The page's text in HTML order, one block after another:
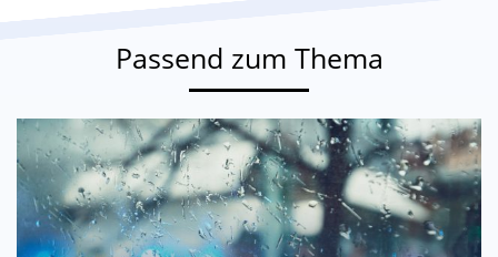
Passend zum Thema